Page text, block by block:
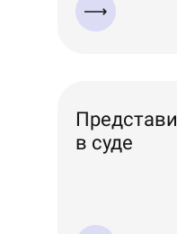
в суде